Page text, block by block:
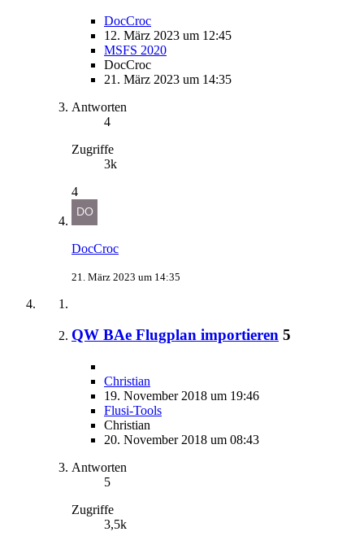
DocCroc
12. März 2023 um 12:45
MSFS 2020
DocCroc
21. März 2023 um 14:35
Antworten
4
Zugriffe
3k
4
DocCroc
21. März 2023 um 14:35
QW BAe Flugplan importieren 5
Christian
19. November 2018 um 19:46
Flusi-Tools
Christian
20. November 2018 um 08:43
Antworten
5
Zugriffe
3,5k